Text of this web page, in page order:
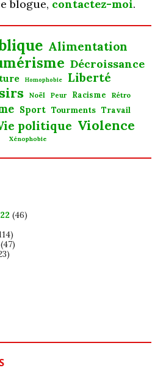
blogue, contactez-moi.
Alimentation
Décroissance
Homophobie Liberté
Noël Peur Racisme Rétro
Sport Tourments Travail
politique Violence
Xénophobie
(46)